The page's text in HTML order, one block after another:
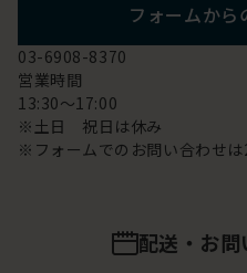
フォームから
03-6908-8370
営業時間
13:30～17:00
※土日 祝日は休み
※フォームでのお問い合わせは
配送・お問